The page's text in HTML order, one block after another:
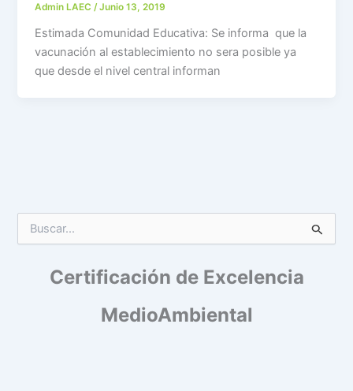
Admin LAEC/Junio 13, 2019
Estimada Comunidad Educativa: Se informa que la
vacunación al establecimiento no sera posible ya
que desde el nivel central informan
u
Certificación de Excelencia
MedioAmbiental